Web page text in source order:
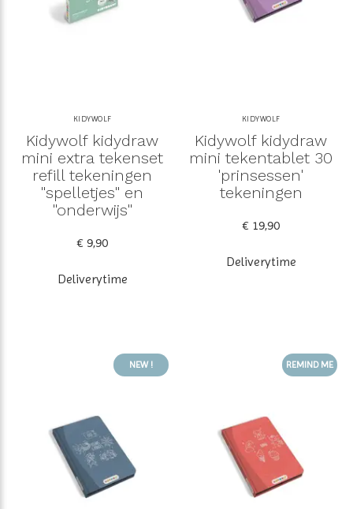
KIDYWOLF
Kidywolf kidydraw
mini extra tekenset
refill tekeningen
"spelletjes" en
"onderwijs"
€ 9,90
Deliverytime
KIDYWOLF
Kidywolf kidydraw
mini tekentablet 30
'prinsessen'
tekeningen
€ 19,90
Deliverytime
NEW ! REMIND ME